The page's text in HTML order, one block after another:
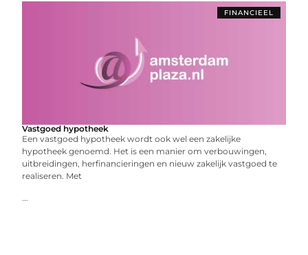
FINANCIEEL
Vastgoed hypotheek
Een vastgoed hypotheek wordt ook wel een zakelijke
hypotheek genoemd. Het is een manier om verbouwingen,
uitbreidingen, herfinancieringen en nieuw zakelijk vastgoed te
realiseren. Met
...